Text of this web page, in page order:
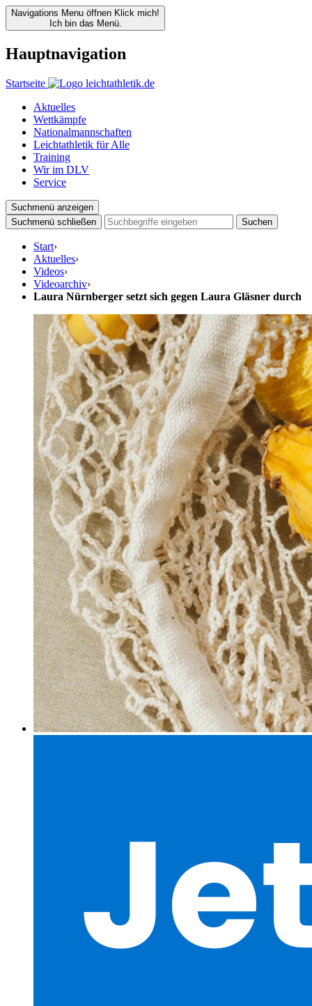
Navigations Menu öffnen Klick mich!
Ich bin das Menü.
Hauptnavigation
Startseite
Aktuelles
Wettkämpfe
Nationalmannschaften
Leichtathletik für Alle
Training
Wir im DLV
Service
Suchmenü anzeigen
Suchmenü schließen
Suchen
Start›
Aktuelles›
Videos›
Videoarchiv›
Laura Nürnberger setzt sich gegen Laura Gläsner durch